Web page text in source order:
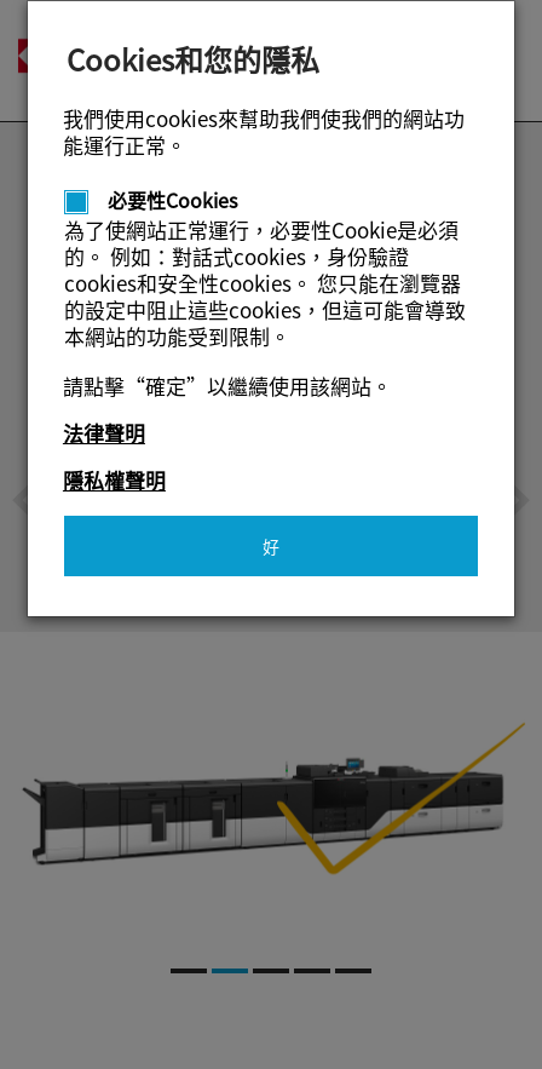
繁體中文
首頁
TASKalfa Pro 15000c Kyocera's
first Inkjet Production Printer
On 1 November 2019 Kyocera took an important
first step into a new segment to become a
strong player in the professional printing
market.
As this is a completely different technology and
market approach we have invested a lot in
required to enable the sales through our
channels.
Learn More
Previous
Cookies和您的隱私
我們使用cookies來幫助我們使我們的網站功
能運行正常。
必要性Cookies
為了使網站正常運行，必要性Cookie是必須
的。 例如：對話式cookies，身份驗證
cookies和安全性cookies。 您只能在瀏覽器
的設定中阻止這些cookies，但這可能會導致
本網站的功能受到限制。
請點擊“確定”以繼續使用該網站。
法律聲明
隱私權聲明
好